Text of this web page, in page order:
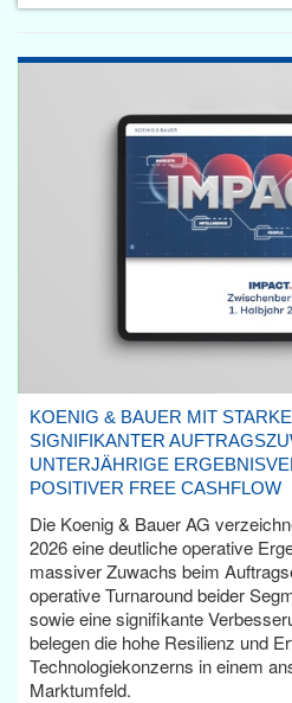
KOENIG & BAUER MIT
SIGNIFIKANTER
UNTERJÄHRIGE
POSITIVER FREE CASHFLOW
Die Koenig & Bauer AG
2026 eine deutliche operative
massiver Zuwachs beim
operative Turnaround beider
sowie eine signifikante
belegen die hohe Resilienz und
Technologiekonzerns in einem
Marktumfeld.